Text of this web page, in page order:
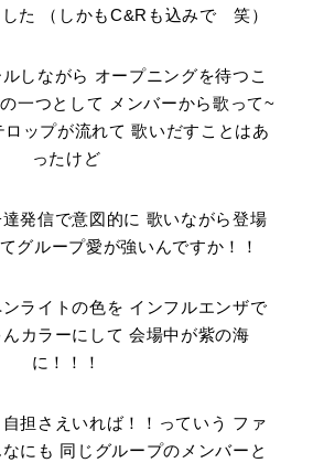
た （しかもC&Rも込みで 笑）
しながら オープニングを待つこ
一つとして メンバーから歌って~
ロップが流れて 歌いだすことはあ
ったけど
発信で意図的に 歌いながら登場
グループ愛が強いんですか！！
ライトの色を インフルエンザで
カラーにして 会場中が紫の海
に！！！
担さえいれば！！っていう ファ
にも 同じグループのメンバーと